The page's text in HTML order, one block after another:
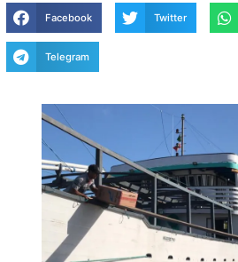
Facebook Twitter
Telegram